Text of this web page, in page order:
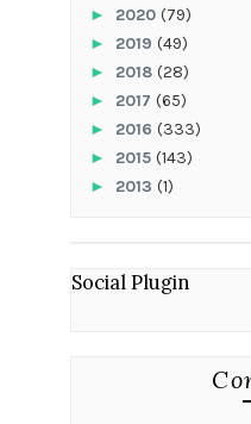
► 2020 (79)
► 2019 (49)
► 2018 (28)
► 2017 (65)
► 2016 (333)
► 2015 (143)
► 2013 (1)
Social Plugin